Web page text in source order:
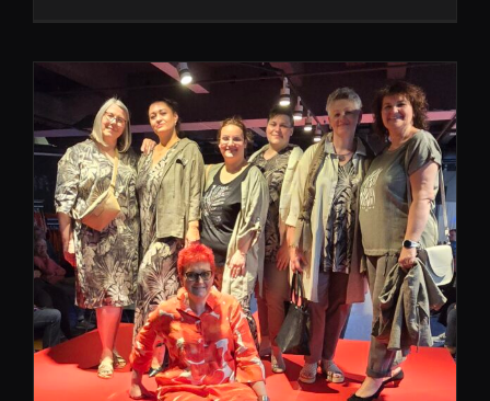
Modenschau Rückblick / 25
Jahre Jubiläum
Formvollendet